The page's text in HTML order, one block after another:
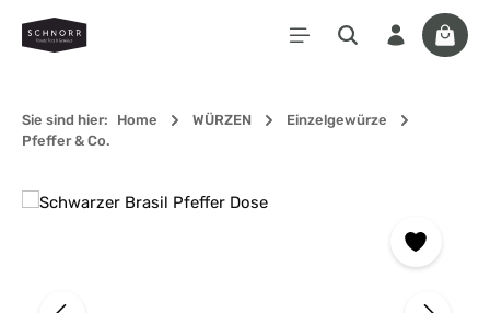
Zum Hauptinhalt springen
Sie sind hier: Home WÜRZEN
Einzelgewürze
Pfeffer & Co.
Bildergalerie überspringen